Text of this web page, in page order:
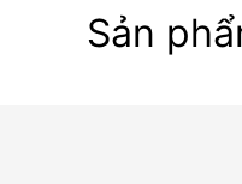
Sản